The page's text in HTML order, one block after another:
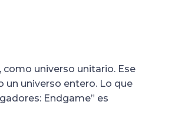
universo unitario. Ese
universo entero. Lo que
Endgame” es